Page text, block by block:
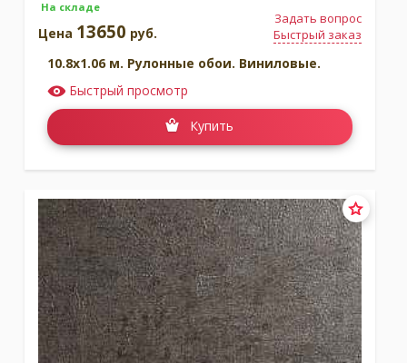
На складе
Задать вопрос
Быстрый заказ
Цена 13650 руб.
10.8x1.06 м. Рулонные обои. Виниловые.
Быстрый просмотр
Купить